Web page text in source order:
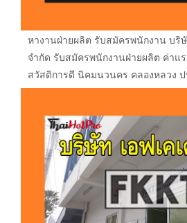
หางานฝ่ายผลิต รับสมัครพนักงาน บริ
จำกัด รับสมัครพนักงานฝ่ายผลิต ค่าแ
สวัสดิการดี นิคมนวนคร คลองหลวง